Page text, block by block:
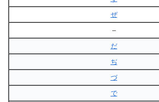
ぜ
–
だ
ぢ
づ
で